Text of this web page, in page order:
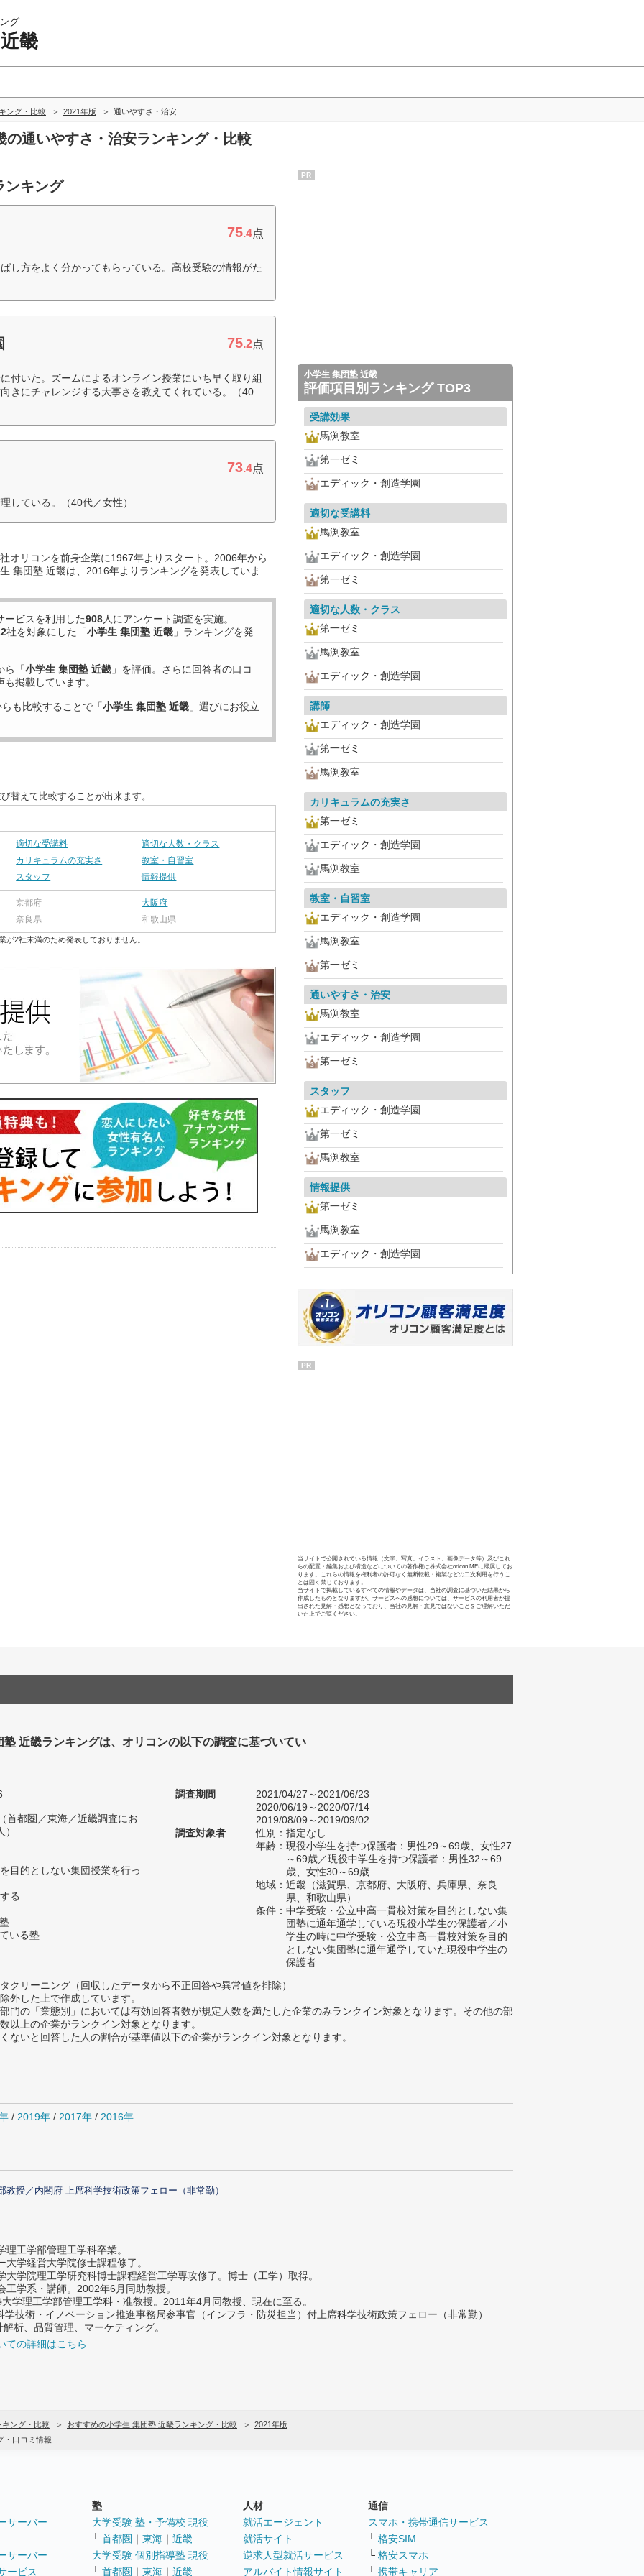
グ
畿
ング・比較 2021年版 通いやすさ・治安
の通いやすさ・治安ランキング・比較
ンキング
75.4点
し方をよく分かってもらっている。高校受験の情報がた
75.2点
付いた。ズームによるオンライン授業にいち早く取り組
きにチャレンジする大事さを教えてくれている。（40
73.4点
している。（40代／女性）
オリコンを前身企業に1967年よりスタート。2006年から
集団塾 近畿は、2016年よりランキングを発表していま
ービスを利用した908人にアンケート調査を実施。
社を対象にした「小学生 集団塾 近畿 」ランキングを発
ら「小学生 集団塾 近畿 」を評価。さらに回答者の口コ
掲載しています。
も比較することで「小学生 集団塾 近畿 」選びにお役立
替えて比較することが出来ます。
適切な受講料
適切な人数・クラス
カリキュラムの充実さ
教室・自習室
スタッフ 情報提供
京都府
大阪府
奈良県 和歌山県
2社未満のため発表しておりません。
PR
小学生 集団塾 近畿
評価項目別ランキング TOP3
受講効果
馬渕教室
第一ゼミ
エディック・創造学園
適切な受講料
馬渕教室
エディック・創造学園
第一ゼミ
適切な人数・クラス
第一ゼミ
馬渕教室
エディック・創造学園
講師
エディック・創造学園
第一ゼミ
馬渕教室
カリキュラムの充実さ
第一ゼミ
エディック・創造学園
馬渕教室
教室・自習室
エディック・創造学園
馬渕教室
第一ゼミ
通いやすさ・治安
馬渕教室
エディック・創造学園
第一ゼミ
スタッフ
エディック・創造学園
第一ゼミ
馬渕教室
情報提供
第一ゼミ
馬渕教室
エディック・創造学園
PR
当サイトで公開されている情報（文字、写真、イラスト、画像データ等）及びこれ
らの配置・編集および構造などについての著作権は株式会社oricon MEに帰属してお
ります。これらの情報を権利者の許可なく無断転載・複製などの二次利用を行うこ
とは固く禁じております。
当サイトで掲載しているすべての情報やデータは、当社の調査に基づいた結果から
作成したものとなりますが、サービスへの感想については、サービスの利用者が提
出された見解・感想となっており、当社の見解・意見ではないことをご理解いただ
いた上でご覧ください。
塾 近畿ランキングは、オリコンの以下の調査に基づいてい
首都圏／東海／近畿調査にお
目的としない集団授業を行っ
る
いる塾
調査期間
2021/04/27～2021/06/23
2020/06/19～2020/07/14
2019/08/09～2019/09/02
調査対象者
性別：指定なし
年齢：現役小学生を持つ保護者：男性29～69歳、女性27
～69歳／現役中学生を持つ保護者：男性32～69
歳、女性30～69歳
地域：近畿（滋賀県、京都府、大阪府、兵庫県、奈良
県、和歌山県）
条件：中学受験・公立中高一貫校対策を目的としない集
団塾に通年通学している現役小学生の保護者／小
学生の時に中学受験・公立中高一貫校対策を目的
としない集団塾に通年通学していた現役中学生の
保護者
リーニング（回収したデータから不正回答や異常値を排除）
外した上で作成しています。
門の「業態別」においては有効回答者数が規定人数を満たした企業のみランクイン対象となります。その他の部
以上の企業がランクイン対象となります。
いと回答した人の割合が基準値以下の企業がランクイン対象となります。
/ 2019年 / 2017年 / 2016年
教授／内閣府 上席科学技術政策フェロー（非常勤）
理工学部管理工学科卒業。
大学経営大学院修士課程修了。
大学院理工学研究科博士課程経営工学専攻修了。博士（工学）取得。
工学系・講師。2002年6月同助教授。
学理工学部管理工学科・准教授。2011年4月同教授、現在に至る。
学技術・イノベーション推進事務局参事官（インフラ・防災担当）付上席科学技術政策フェロー（非常勤）
析、品質管理、マーケティング。
の詳細はこちら
ング・比較 おすすめの小学生 集団塾 近畿ランキング・比較
2021年版
・口コミ情報
サーバー
サーバー
ービス
塾
大学受験 塾・予備校 現役
└ 首都圏 ｜ 東海 ｜ 近畿
大学受験 個別指導塾 現役
└ 首都圏 ｜ 東海 ｜ 近畿
人材
就活エージェント
就活サイト
逆求人型就活サービス
アルバイト情報サイト
通信
スマホ・携帯通信サービス
└ 格安SIM
└ 格安スマホ
└ 携帯キャリア